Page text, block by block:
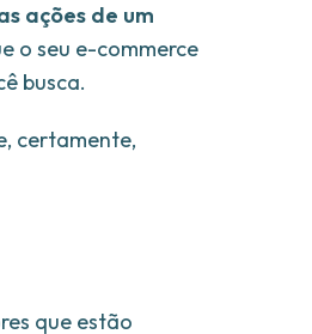
ações de um
o seu e-commerce
busca.
certamente,
que estão